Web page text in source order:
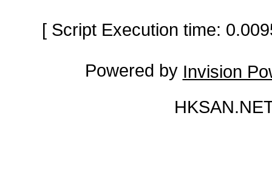
[ Script Execution time:
Powered by Invision